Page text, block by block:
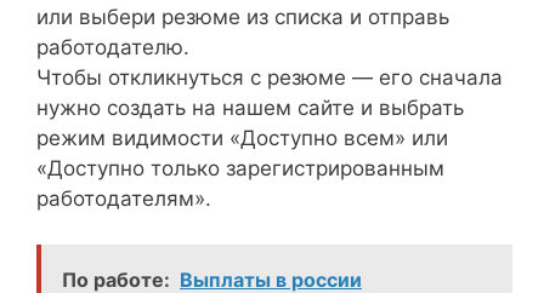
или выбери резюме из списка и отправь
работодателю.
Чтобы откликнуться с резюме — его сначала
нужно создать на нашем сайте и выбрать
режим видимости «Доступно всем» или
«Доступно только зарегистрированным
работодателям».
По работе: Выплаты в россии